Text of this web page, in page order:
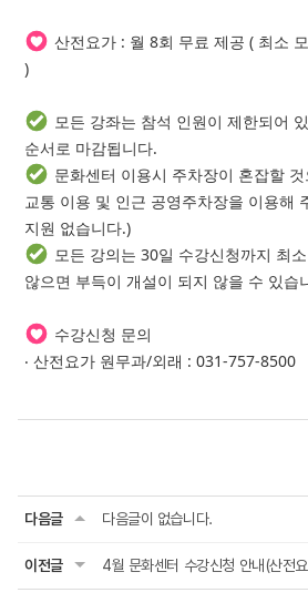
산전요가 : 월 8회 무료 제공 ( 최소
)
모든 강좌는 참석 인원이 제한되어
순서로 마감됩니다.
문화센터 이용시 주차장이 혼잡할
교통 이용 및 인근 공영주차장을 이용해
지원 없습니다.)
모든 강의는 30일 수강신청까지 최
않으면 부득이 개설이 되지 않을 수 있습
수강신청 문의
‧ 산전요가 원무과/외래 : 031-757-8500
다음글 다음글이 없습니다.
이전글 4월 문화센터 수강신청 안내(산전